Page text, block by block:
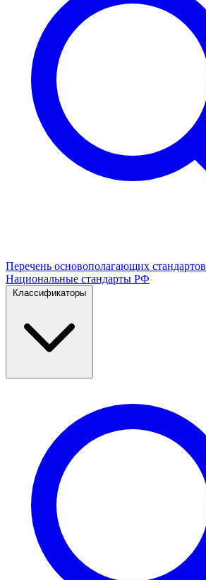
Перечень основополагающих стандартов
Национальные стандарты РФ
Классификаторы